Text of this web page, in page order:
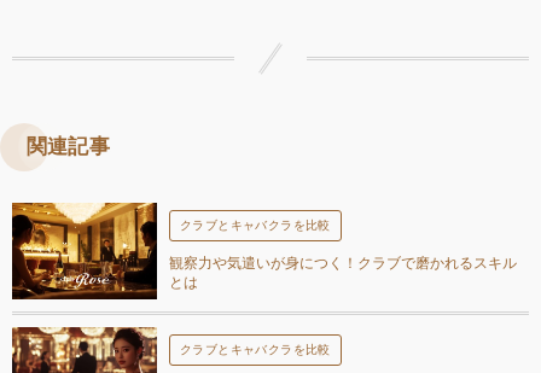
関連記事
クラブとキャバクラを比較
観察力や気遣いが身につく！クラブで磨かれるスキル
とは
クラブとキャバクラを比較